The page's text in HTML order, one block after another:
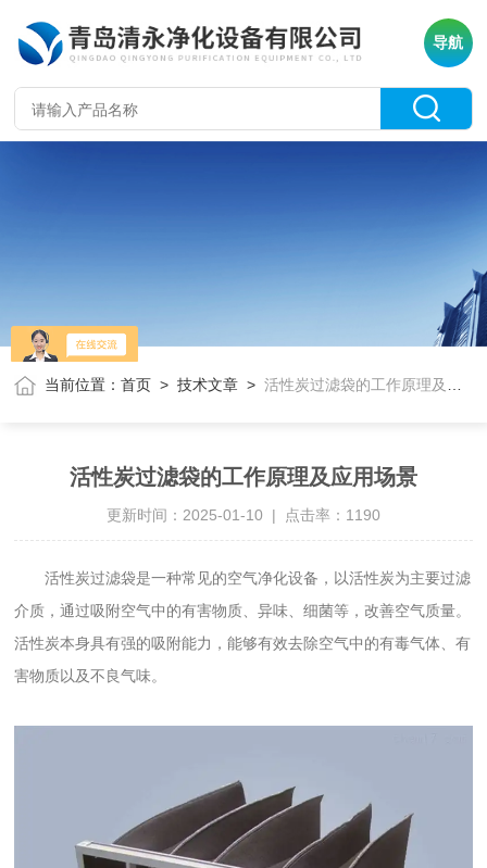
导航
当前位置：首页 >技术文章 >活性炭过滤袋的工作原理及应用场景
活性炭过滤袋的工作原理及应用场景
更新时间：2025-01-10 | 点击率：1190
活性炭过滤袋是一种常见的空气净化设备，以活性炭为主要过滤
介质，通过吸附空气中的有害物质、异味、细菌等，改善空气质量。
活性炭本身具有强的吸附能力，能够有效去除空气中的有毒气体、有
害物质以及不良气味。